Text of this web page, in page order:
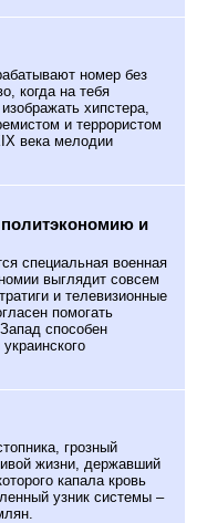
номер без
когда на тебя
хипстера,
и террористом
века мелодии
политэкономию и
специальная военная
выглядит совсем
и телевизионные
помогать
способен
грозный
жизни, державший
капала кровь
узник системы –